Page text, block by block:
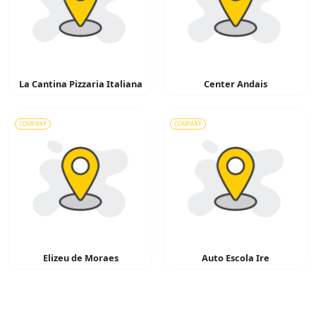
La Cantina Pizzaria Italiana Center Andais
COMPANY
Elizeu de Moraes
COMPANY
Auto Escola Ire